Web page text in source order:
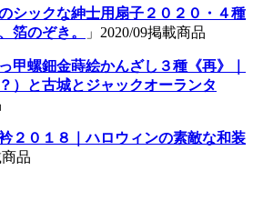
シックな紳士用扇子２０２０・４種
箔のぞき。
」2020/09掲載商品
甲螺鈿金蒔絵かんざし３種《再》｜
）と古城とジャックオーランタ
２０１８｜ハロウィンの素敵な和装
商品